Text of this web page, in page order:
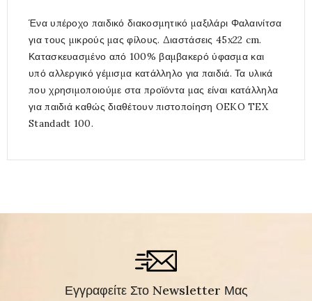
Ένα υπέροχο παιδικό διακοσμητικό μαξιλάρι Φαλαινίτσα
για τους μικρούς μας φίλους. Διαστάσεις 45x22 cm.
Κατασκευασμένο από 100% βαμβακερό ύφασμα και
υπό αλλεργικό γέμισμα κατάλληλο για παιδιά. Τα υλικά
που χρησιμοποιούμε στα προϊόντα μας είναι κατάλληλα
για παιδιά καθώς διαθέτουν πιστοποίηση OEKO TEX
Standadt 100.
Εγγραφείτε Στο Newsletter Μας